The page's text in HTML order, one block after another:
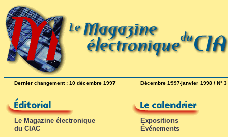
Dernier changement : 10 décembre 1997 Décembre 1997-janvier 1998 / N° 3
Le Magazine électronique
du CIAC
Expositions
Événements